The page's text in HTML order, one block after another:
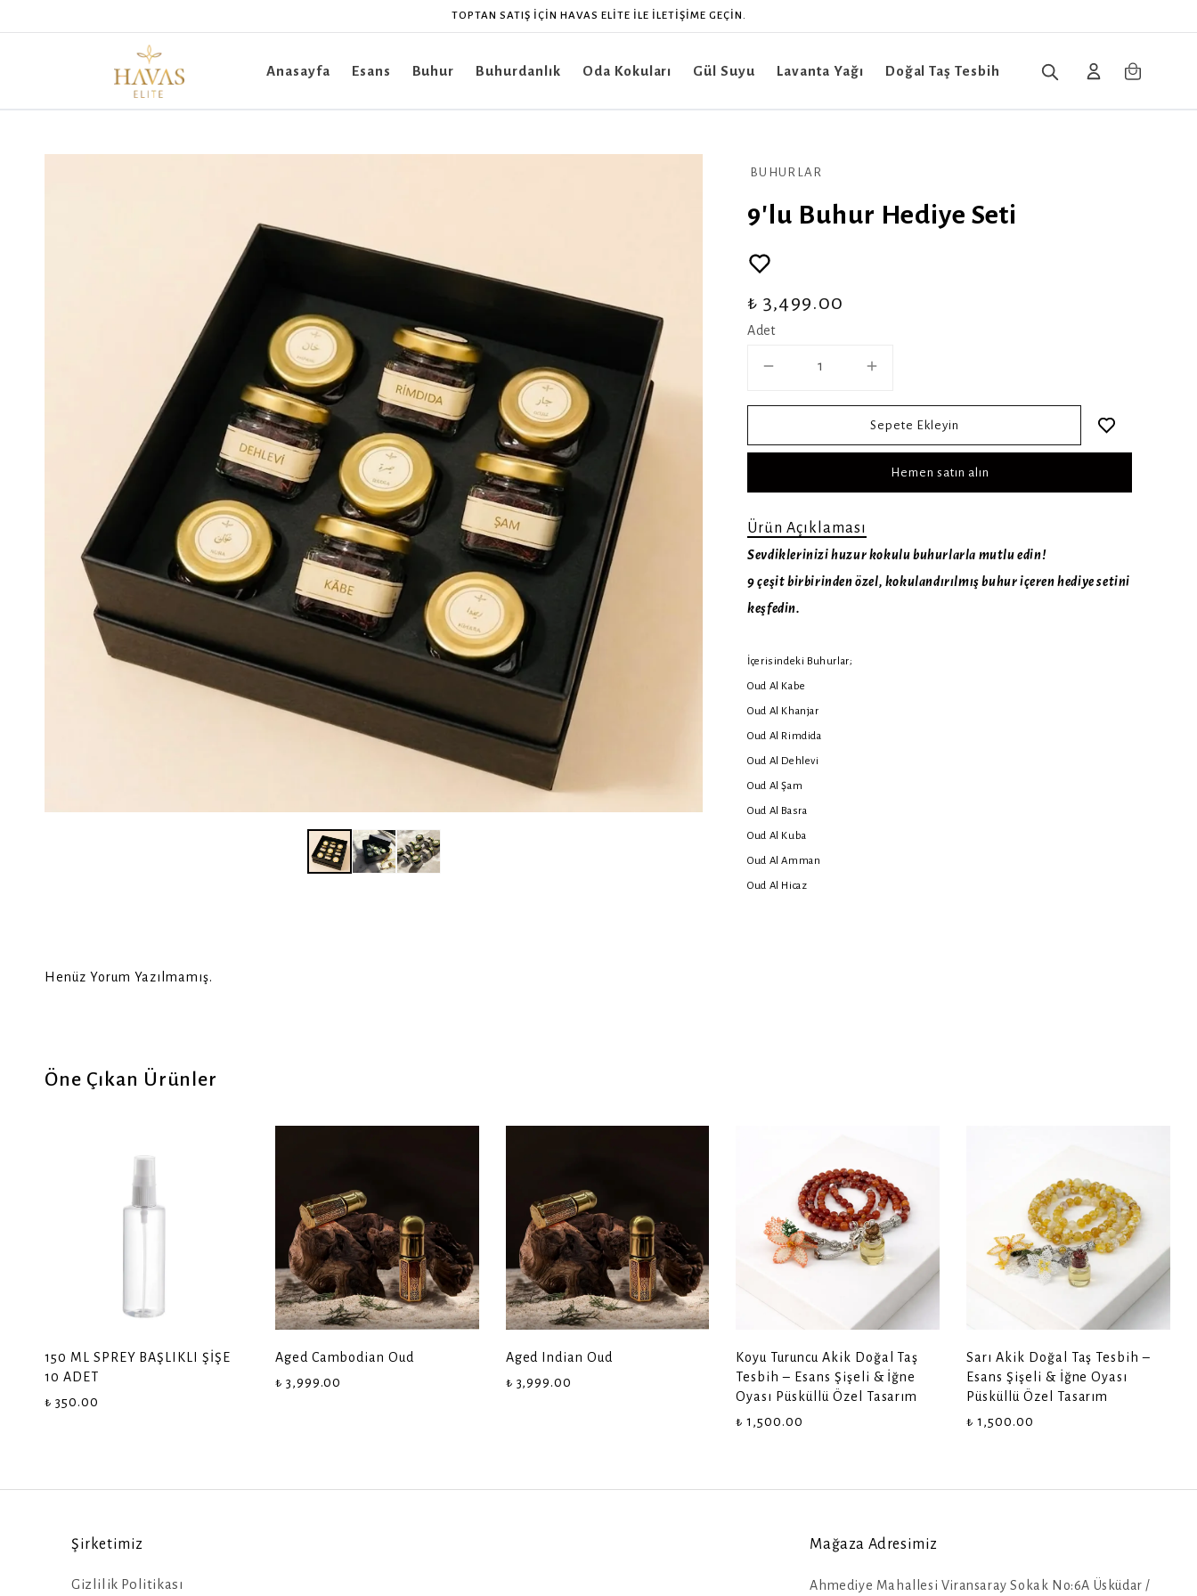
CONTACT HAVAS ELITE FOR WHOLESALE.
Anasayfa Esans Buhur Buhurdanlık Oda Kokuları Gül Suyu Lavanta Yağı Doğal Taş Tesbih
BUHURLAR
9'lu Buhur Hediye Seti
₺ 3,499.00
Adet
Sepete Ekleyin
Hemen satın alın
Ürün Açıklaması
Sevdiklerinizi huzur kokulu buhurlarla mutlu edin!
9 çeşit birbirinden özel, kokulandırılmış buhur içeren hediye setini
keşfedin.
İçerisindeki Buhurlar;
Oud Al Kabe
Oud Al Khanjar
Oud Al Rimdida
Oud Al Dehlevi
Oud Al Şam
Oud Al Basra
Oud Al Kuba
Oud Al Amman
Oud Al Hicaz
Henüz Yorum Yazılmamış.
Öne Çıkan Ürünler
150 ML SPREY BAŞLIKLI ŞİŞE
10 ADET
₺ 350.00
Aged Cambodian Oud
₺ 3,999.00
Aged Indian Oud
₺ 3,999.00
Koyu Turuncu Akik Doğal Taş
Tesbih – Esans Şişeli & İğne
Oyası Püsküllü Özel Tasarım
₺ 1,500.00
Sarı Akik Doğal Taş Tesbih –
Esans Şişeli & İğne Oyası
Püsküllü Özel Tasarım
₺ 1,500.00
Şirketimiz
Gizlilik Politikası
Mağaza Adresimiz
Ahmediye Mahallesi Viransaray Sokak No:6A Üsküdar /